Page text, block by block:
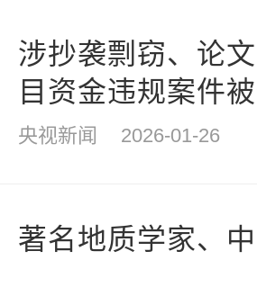
涉抄袭剽窃、论
目资金违规案件
央视新闻 2026-01-26
著名地质学家、